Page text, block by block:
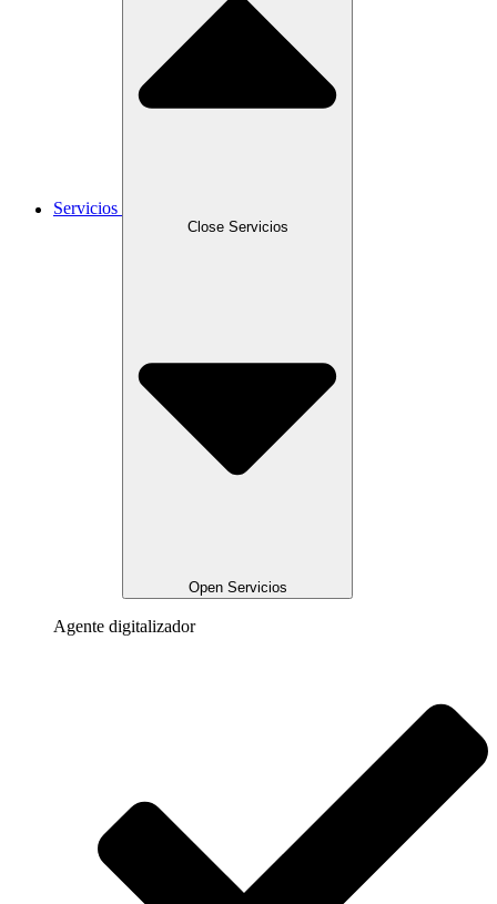
Servicios
Close Servicios
Open Servicios
Agente digitalizador